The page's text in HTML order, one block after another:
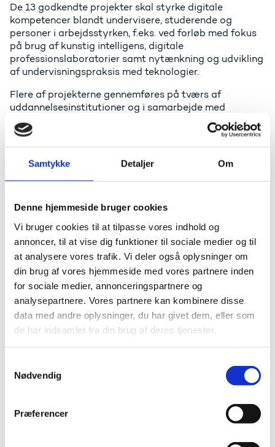
Samtykke Detaljer Om
Denne hjemmeside bruger cookies
Vi bruger cookies til at tilpasse vores indhold og
annoncer, til at vise dig funktioner til sociale medier og til
at analysere vores trafik. Vi deler også oplysninger om
din brug af vores hjemmeside med vores partnere inden
for sociale medier, annonceringspartnere og
analysepartnere. Vores partnere kan kombinere disse
data med andre oplysninger, du har givet dem, eller som
de har indsamlet fra din brug af deres tjenester.
Nødvendig
Præferencer
De 13 godkendte projekter skal styrke digitale
kompetencer blandt undervisere, studerende og
personer i arbejdsstyrken, f.eks. ved forløb med fokus
på brug af kunstig intelligens, digitale
professionslaboratorier samt nytænkning og udvikling
af undervisningspraksis med teknologier.
Flere af projekterne gennemføres på tværs af
uddannelsesinstitutioner og i samarbejde med
erhvervslivet med henblik på at fremme videndeling og
styrke synergien på tværs af den danske
uddannelsessektor.
Et af de 13 projekter kommer til at foregå på
Københavns Professionshøjskole, som sammen med
Tekniske Universitet skal danne digitale
testmiljøer for ny teknologianvendelse.
På et andet af projekterne skal UCL Erhvervsakademi
og Professionshøjskole i samarbejde samme med en
række praksisnære sektoraktører udforske, hvordan
kunstig intelligens bruges i undervisningen.
På længere sigt kan projekterne være med til at sikre
en teknologisk robusthed og forståelse i de
efter medarbejdere med stærke digitale kompetencer.
Fakta